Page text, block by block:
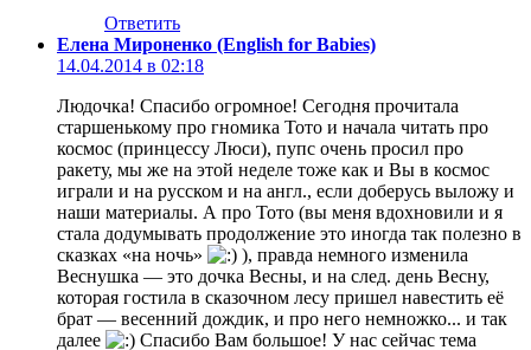
Ответить
Елена Мироненко (English for Babies)
14.04.2014 в 02:18
Людочка! Спасибо огромное! Сегодня прочитала
старшенькому про гномика Тото и начала читать про
космос (принцессу Люси), пупс очень просил про
ракету, мы же на этой неделе тоже как и Вы в космос
играли и на русском и на англ., если доберусь выложу и
наши материалы. А про Тото (вы меня вдохновили и я
стала додумывать продолжение это иногда так полезно в
сказках «на ночь»
), правда немного изменила
Веснушка — это дочка Весны, и на след. день Весну,
которая гостила в сказочном лесу пришел навестить её
брат — весенний дождик, и про него немножко... и так
далее
Спасибо Вам большое! У нас сейчас тема